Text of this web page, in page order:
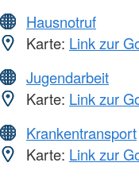
Hausnotruf
Karte: Link zur
Jugendarbeit
Karte: Link zur
Krankentransport
Karte: Link zur